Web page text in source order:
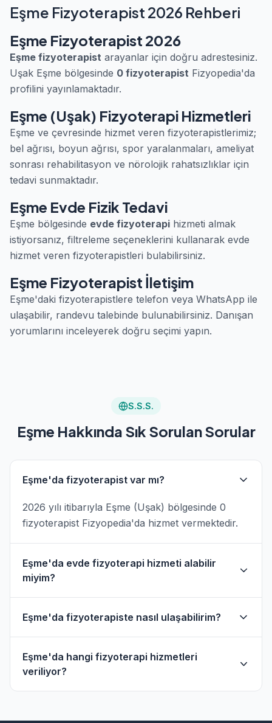
Eşme Fizyoterapist 2026 Rehberi
Eşme Fizyoterapist 2026
Eşme fizyoterapist arayanlar için doğru adrestesiniz.
Uşak Eşme bölgesinde 0 fizyoterapist Fizyopedia'da
profilini yayınlamaktadır.
Eşme (Uşak) Fizyoterapi Hizmetleri
Eşme ve çevresinde hizmet veren fizyoterapistlerimiz;
bel ağrısı, boyun ağrısı, spor yaralanmaları, ameliyat
sonrası rehabilitasyon ve nörolojik rahatsızlıklar için
tedavi sunmaktadır.
Eşme Evde Fizik Tedavi
Eşme bölgesinde evde fizyoterapi hizmeti almak
istiyorsanız, filtreleme seçeneklerini kullanarak evde
hizmet veren fizyoterapistleri bulabilirsiniz.
Eşme Fizyoterapist İletişim
Eşme'daki fizyoterapistlere telefon veya WhatsApp ile
ulaşabilir, randevu talebinde bulunabilirsiniz. Danışan
yorumlarını inceleyerek doğru seçimi yapın.
S.S.S.
Eşme Hakkında Sık Sorulan Sorular
Eşme'da fizyoterapist var mı?
2026 yılı itibarıyla Eşme (Uşak) bölgesinde 0
fizyoterapist Fizyopedia'da hizmet vermektedir.
Eşme'da evde fizyoterapi hizmeti alabilir
miyim?
hizmeti sunan fizyoterapistler bulunmaktadır.
Evde hizmet filtresini kullanarak bu
fizyoterapistleri bulabilirsiniz.
Eşme'da fizyoterapiste nasıl ulaşabilirim?
telefon veya WhatsApp ile doğrudan iletişime
geçebilirsiniz.
Eşme'da hangi fizyoterapi hizmetleri
veriliyor?